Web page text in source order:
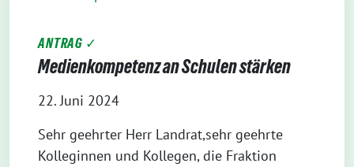
ANTRAG ✓
Medienkompetenz an Schulen stärken
22. Juni 2024
Sehr geehrter Herr Landrat,sehr geehrte
Kolleginnen und Kollegen, die Fraktion